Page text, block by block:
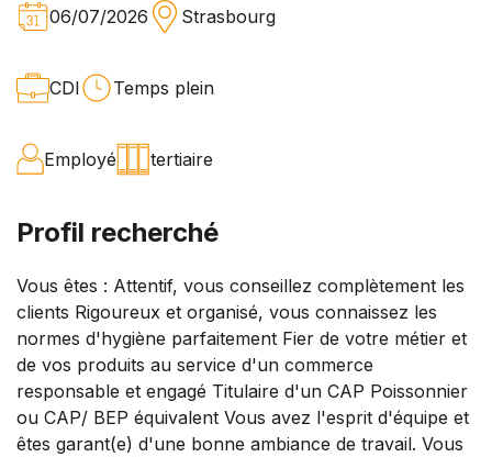
06/07/2026 Strasbourg
CDI Temps plein
Employé tertiaire
Profil recherché
Vous êtes : Attentif, vous conseillez complètement les
clients Rigoureux et organisé, vous connaissez les
normes d'hygiène parfaitement Fier de votre métier et
de vos produits au service d'un commerce
responsable et engagé Titulaire d'un CAP Poissonnier
ou CAP/ BEP équivalent Vous avez l'esprit d'équipe et
êtes garant(e) d'une bonne ambiance de travail. Vous